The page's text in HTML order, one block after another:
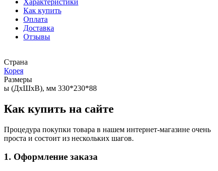
Как купить
Оплата
Доставка
Отзывы
Страна
Корея
Размеры
ы (ДхШхВ), мм 330*230*88
Как купить на сайте
Процедура покупки товара в нашем интернет-магазине очень
проста и состоит из нескольких шагов.
1. Оформление заказа